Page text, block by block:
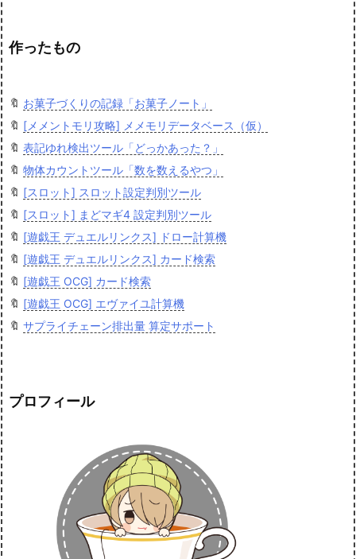
作ったもの
🔖 お菓子づくりの記録「お菓子ノート」
🔖 [メメントモリ攻略] メメモリデータベース（仮）
🔖 表記ゆれ検出ツール「どっかあった？」
🔖 物体カウントツール「数を数えるやつ」
🔖 [スロット] スロット設定判別ツール
🔖 [スロット] まどマギ4 設定判別ツール
🔖 [遊戯王 デュエルリンクス] ドロー計算機
🔖 [遊戯王 デュエルリンクス] カード検索
🔖 [遊戯王 OCG] カード検索
🔖 [遊戯王 OCG] エヴァイユ計算機
🔖 サプライチェーン排出量 算定サポート
プロフィール